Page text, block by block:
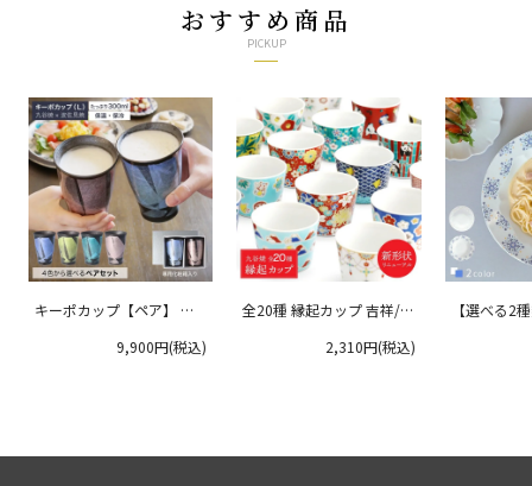
おすすめ商品
PICKUP
キーポカップ【ペア】 ラ
9,900円(税込)
全20種 縁起カップ 吉祥/青
2,310円(税込)
【選べる2